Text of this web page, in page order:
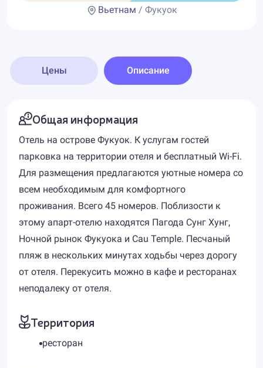
Вьетнам / Фукуок
Цены Описание
Общая информация
Отель на острове Фукуок. К услугам гостей
парковка на территории отеля и бесплатный Wi-Fi.
Для размещения предлагаются уютные номера со
всем необходимым для комфортного
проживания. Всего 45 номеров. Поблизости к
этому апарт-отелю находятся Пагода Сунг Хунг,
Ночной рынок Фукуока и Cau Temple. Песчаный
пляж в нескольких минутах ходьбы через дорогу
от отеля. Перекусить можно в кафе и ресторанах
неподалеку от отеля.
Территория
ресторан